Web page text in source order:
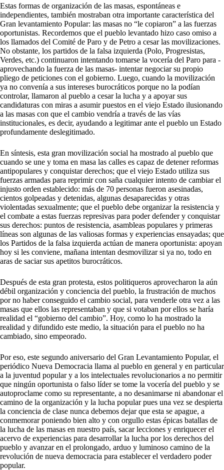
Estas formas de organización de las masas, espontáneas e
independientes, también mostraban otra importante característica del
Gran levantamiento Popular: las masas no “le copiaron” a las fuerzas
oportunistas. Recordemos que el pueblo levantado hizo caso omiso a
los llamados del Comité de Paro y de Petro a cesar las movilizaciones.
No obstante, los partidos de la falsa izquierda (Polo, Progresistas,
Verdes, etc.) continuaron intentando tomarse la vocería del Paro para -
aprovechando la fuerza de las masas- intentar negociar su propio
pliego de peticiones con el gobierno. Luego, cuando la movilización
ya no convenía a sus intereses burocráticos porque no la podían
controlar, llamaron al pueblo a cesar la lucha y a apoyar sus
candidaturas con miras a asumir puestos en el viejo Estado ilusionando
a las masas con que el cambio vendría a través de las vías
institucionales, es decir, ayudando a legitimar ante el pueblo un Estado
profundamente deslegitimado.
En síntesis, esta gran movilización social ha mostrado al pueblo que
cuando se une y toma en masa las calles es capaz de detener reformas
antipopulares y conquistar derechos; que el viejo Estado utiliza sus
fuerzas armadas para reprimir con saña cualquier intento de cambiar el
injusto orden establecido: más de 70 personas fueron asesinadas,
cientos golpeadas y detenidas, algunas desaparecidas y otras
violentadas sexualmente; que el pueblo debe organizar la resistencia y
el combate a estas fuerzas represivas para poder defender y conquistar
sus derechos: puntos de resistencia, asambleas populares y primeras
líneas son algunas de las valiosas formas y experiencias ensayadas; que
los Partidos de la falsa izquierda actúan de manera oportunista: apoyan
hoy si les conviene, mañana intentan desmovilizar si ya no, todo en
aras de saciar sus apetitos burocráticos.
Después de esta gran protesta, estos politiqueros aprovecharon la aún
débil organización y conciencia del pueblo, la frustración de muchos
por no haber conseguido el cambio social, para venderle otra vez a las
masas que ellos las representaban y que si votaban por ellos se haría
realidad el “gobierno del cambio”. Hoy, como lo ha mostrado la
realidad y difundido este medio, la situación para el pueblo no ha
cambiado, sino empeorado.
Por eso, este segundo aniversario del Gran Levantamiento Popular, el
periódico Nueva Democracia llama al pueblo en general y en particular
a la juventud popular y a los intelectuales revolucionarios a no permitir
que ningún oportunista o falso líder se tome la vocería del pueblo y se
autoproclame como su representante, a no desanimarse ni abandonar el
camino de la organización y la lucha popular pues una vez se despierta
la conciencia de clase nunca debemos dejar que esta se apague, a
conmemorar poniendo bien alto y con orgullo estas épicas batallas de
la lucha de las masas en nuestro país, sacar lecciones y enriquecer el
acervo de experiencias para desarrollar la lucha por los derechos del
pueblo y avanzar en el prolongado, arduo y luminoso camino de la
revolución de nueva democracia para establecer el verdadero poder
popular.